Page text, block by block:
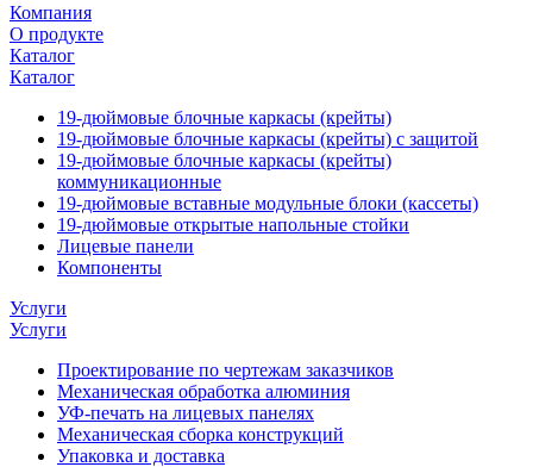
Компания
О продукте
Каталог
Каталог
19-дюймовые блочные каркасы (крейты)
19-дюймовые блочные каркасы (крейты) с защитой
19-дюймовые блочные каркасы (крейты)
коммуникационные
19-дюймовые вставные модульные блоки (кассеты)
19-дюймовые открытые напольные стойки
Лицевые панели
Компоненты
Услуги
Услуги
Проектирование по чертежам заказчиков
Механическая обработка алюминия
УФ-печать на лицевых панелях
Механическая сборка конструкций
Упаковка и доставка